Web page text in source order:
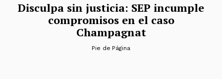
Disculpa sin justicia: SEP incumple
compromisos en el caso
Champagnat
Pie de Página